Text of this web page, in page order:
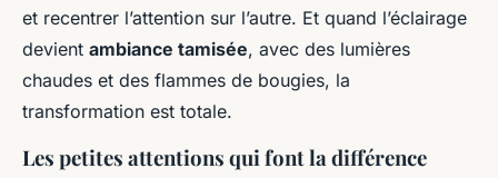
et recentrer l’attention sur l’autre. Et quand l’éclairage
devient ambiance tamisée, avec des lumières
chaudes et des flammes de bougies, la
transformation est totale.
Les petites attentions qui font la différence